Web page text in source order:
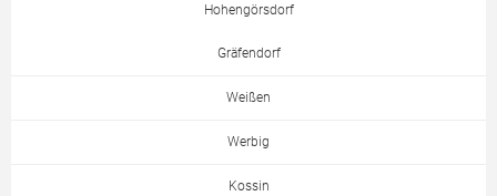
Hohengörsdorf
Gräfendorf
Weißen
Werbig
Kossin